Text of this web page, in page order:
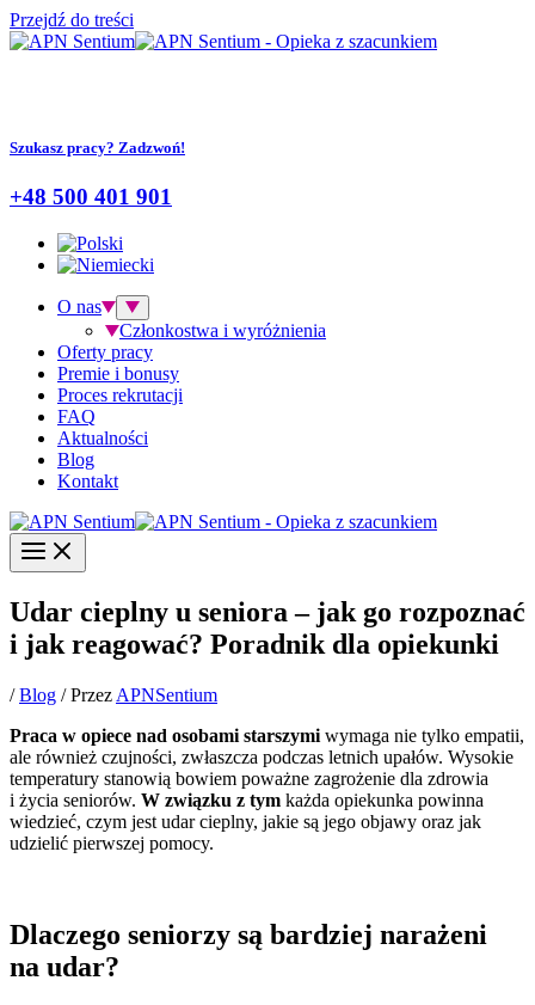
Przejdź do treści
Szukasz pracy? Zadzwoń!
+48 500 401 901
O nas
Członkostwa i wyróżnienia
Oferty pracy
Premie i bonusy
Proces rekrutacji
FAQ
Aktualności
Blog
Kontakt
Udar cieplny u seniora – jak go rozpoznać
i jak reagować? Poradnik dla opiekunki
/Blog / Przez APNSentium
Praca w opiece nad osobami starszymi wymaga nie tylko empatii,
ale również czujności, zwłaszcza podczas letnich upałów. Wysokie
temperatury stanowią bowiem poważne zagrożenie dla zdrowia
i życia seniorów. W związku z tym każda opiekunka powinna
wiedzieć, czym jest udar cieplny, jakie są jego objawy oraz jak
udzielić pierwszej pomocy.
Dlaczego seniorzy są bardziej narażeni
na udar?